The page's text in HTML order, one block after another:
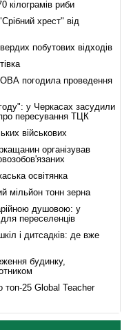
кілограмів риби
хрест" від
побутових відходів
погодила проведення
у Черкасах засудили
пересування ТЦК
військових
організував
освітянка
мільйон тонн зерна
душовою: у
переселенців
і дитсадків: де вже
будинку,
топ-25 Global Teacher